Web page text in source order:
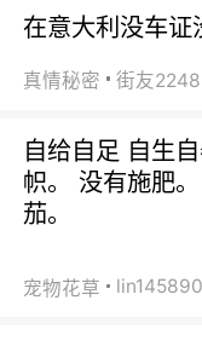
在意大利没车证
真情秘密
自给自足 自生
帜。 没有施肥
茄。
宠物花草